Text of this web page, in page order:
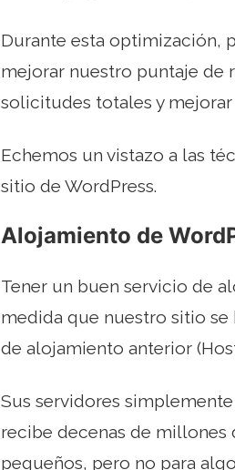
Durante esta optimización,
mejorar nuestro puntaje de
solicitudes totales y
Echemos un vistazo a las
sitio de WordPress.
Alojamiento de
Tener un buen servicio de
medida que nuestro sitio
de alojamiento anterior
Sus servidores
recibe decenas de millones
pequeños, pero no para